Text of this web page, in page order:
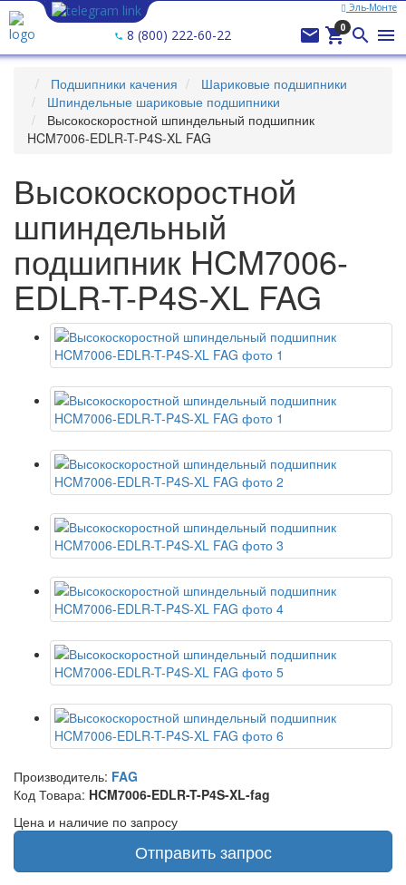
Эль-Монте
Ваш город —Эль-Монте
8 (800) 222-60-22  
0  
Подшипники качения
Шариковые подшипники
Шпиндельные шариковые подшипники
Высокоскоростной шпиндельный подшипник
HCM7006-EDLR-T-P4S-XL FAG
Высокоскоростной
шпиндельный
подшипник HCM7006-
EDLR-T-P4S-XL FAG
Производитель: FAG
Код Товара: HCM7006-EDLR-T-P4S-XL-fag
Цена и наличие по запросу
Отправить запрос